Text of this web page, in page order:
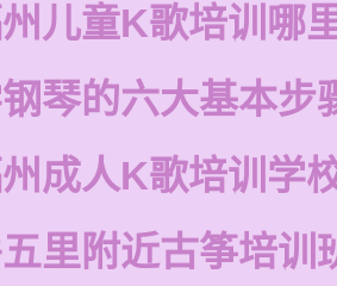
儿童K歌培训哪
琴的六大基本步
成人K歌培训学
里附近古筝培训